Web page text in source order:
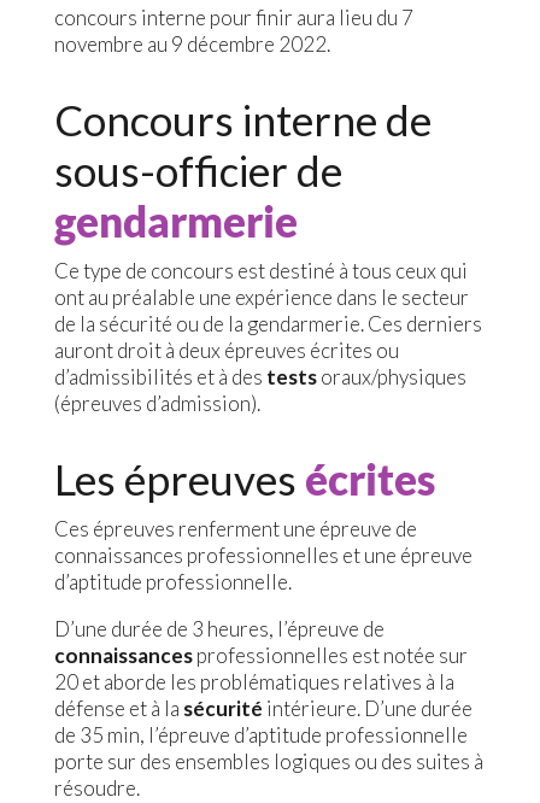
concours interne pour finir aura lieu du 7
novembre au 9 décembre 2022.
Concours interne de
sous-officier de
gendarmerie
Ce type de concours est destiné à tous ceux qui
ont au préalable une expérience dans le secteur
de la sécurité ou de la gendarmerie. Ces derniers
auront droit à deux épreuves écrites ou
d’admissibilités et à des testsoraux/physiques
(épreuves d’admission).
Les épreuves écrites
Ces épreuves renferment une épreuve de
connaissances professionnelles et une épreuve
d’aptitude professionnelle.
D’une durée de 3 heures, l’épreuve de
connaissancesprofessionnelles est notée sur
20 et aborde les problématiques relatives à la
défense et à la sécurité intérieure. D’une durée
de 35 min, l’épreuve d’aptitude professionnelle
porte sur des ensembles logiques ou des suites à
résoudre.